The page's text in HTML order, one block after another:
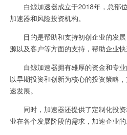
白鲸加速器成立于2018年，总部
加速器和风险投资机构。
目的是帮助和支持初创企业的发展
源以及客户等方面的支持，帮助企业快
白鲸加速器拥有雄厚的资金和专业
以早期投资和创新为核心的投资策略
速发展。
同时，加速器还提供了定制化投资
业在各个发展阶段的需求，加速企业的